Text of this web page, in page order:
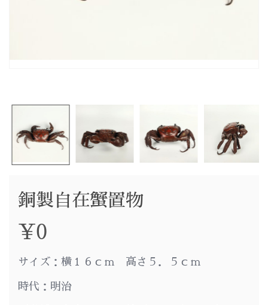
銅製自在蟹置物
¥0
サイズ：横１６ｃｍ 高さ５．５ｃｍ
時代：明治